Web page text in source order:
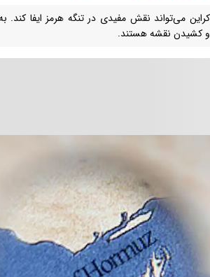
می‌تواند نقش مفیدی در تنگه هرمز ایفا
و کشیدن نقشه هستند.